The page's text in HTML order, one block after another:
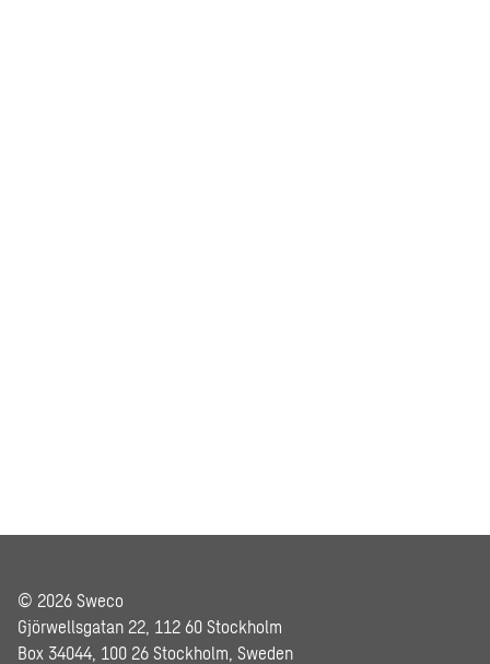
© 2026 Sweco
Gjörwellsgatan 22, 112 60 Stockholm
Box 34044, 100 26 Stockholm, Sweden